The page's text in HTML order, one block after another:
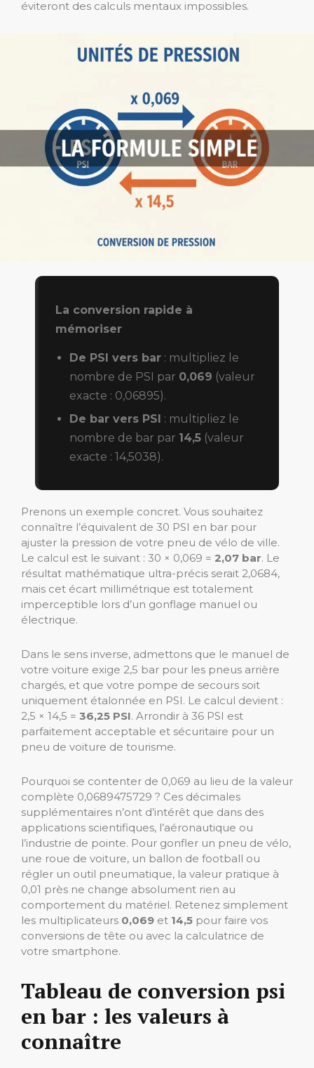
éviteront des calculs mentaux impossibles.
La conversion rapide à
mémoriser
De PSI vers bar : multipliez le
nombre de PSI par 0,069 (valeur
exacte : 0,06895).
De bar vers PSI : multipliez le
nombre de bar par 14,5 (valeur
exacte : 14,5038).
Prenons un exemple concret. Vous souhaitez
connaître l’équivalent de 30 PSI en bar pour
ajuster la pression de votre pneu de vélo de ville.
Le calcul est le suivant : 30 × 0,069 = 2,07 bar. Le
résultat mathématique ultra-précis serait 2,0684,
mais cet écart millimétrique est totalement
imperceptible lors d’un gonflage manuel ou
électrique.
Dans le sens inverse, admettons que le manuel de
votre voiture exige 2,5 bar pour les pneus arrière
chargés, et que votre pompe de secours soit
uniquement étalonnée en PSI. Le calcul devient :
2,5 × 14,5 = 36,25 PSI. Arrondir à 36 PSI est
parfaitement acceptable et sécuritaire pour un
pneu de voiture de tourisme.
Pourquoi se contenter de 0,069 au lieu de la valeur
complète 0,0689475729 ? Ces décimales
supplémentaires n’ont d’intérêt que dans des
applications scientifiques, l’aéronautique ou
l’industrie de pointe. Pour gonfler un pneu de vélo,
une roue de voiture, un ballon de football ou
régler un outil pneumatique, la valeur pratique à
0,01 près ne change absolument rien au
comportement du matériel. Retenez simplement
les multiplicateurs 0,069 et 14,5 pour faire vos
conversions de tête ou avec la calculatrice de
votre smartphone.
Tableau de conversion psi
en bar : les valeurs à
connaître